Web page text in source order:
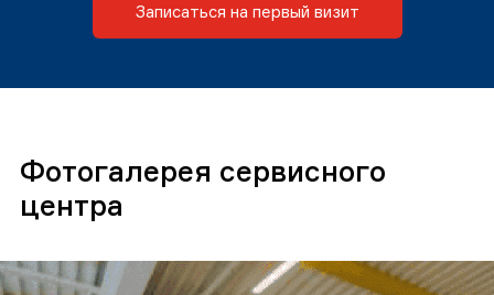
Записаться на первый визит
Фотогалерея сервисного
центра